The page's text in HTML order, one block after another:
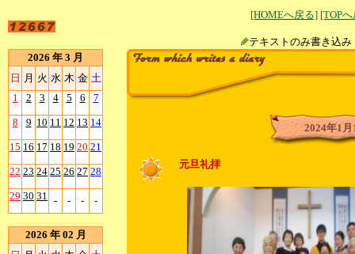
[HOMEへ戻る] [TOP
テキストのみ書
2026 年 3 月
日 月 火 水 木 金 土
1
2 3 4 5 6 7
8 9 10 11 12 13 14
15 16 17 18 19 20 21
22 23 24 25 26 27 28
29 30 31 - - - -
2026 年 02 月
2024年1月
元旦礼拝